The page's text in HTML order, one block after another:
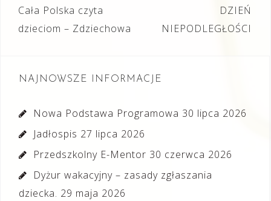
Nawigacja
wpisu
Cała Polska czyta
dzieciom – Zdziechowa
DZIEŃ
NIEPODLEGŁOŚCI
NAJNOWSZE INFORMACJE
Nowa Podstawa Programowa 30 lipca 2026
Jadłospis 27 lipca 2026
Przedszkolny E-Mentor 30 czerwca 2026
Dyżur wakacyjny – zasady zgłaszania
dziecka. 29 maja 2026